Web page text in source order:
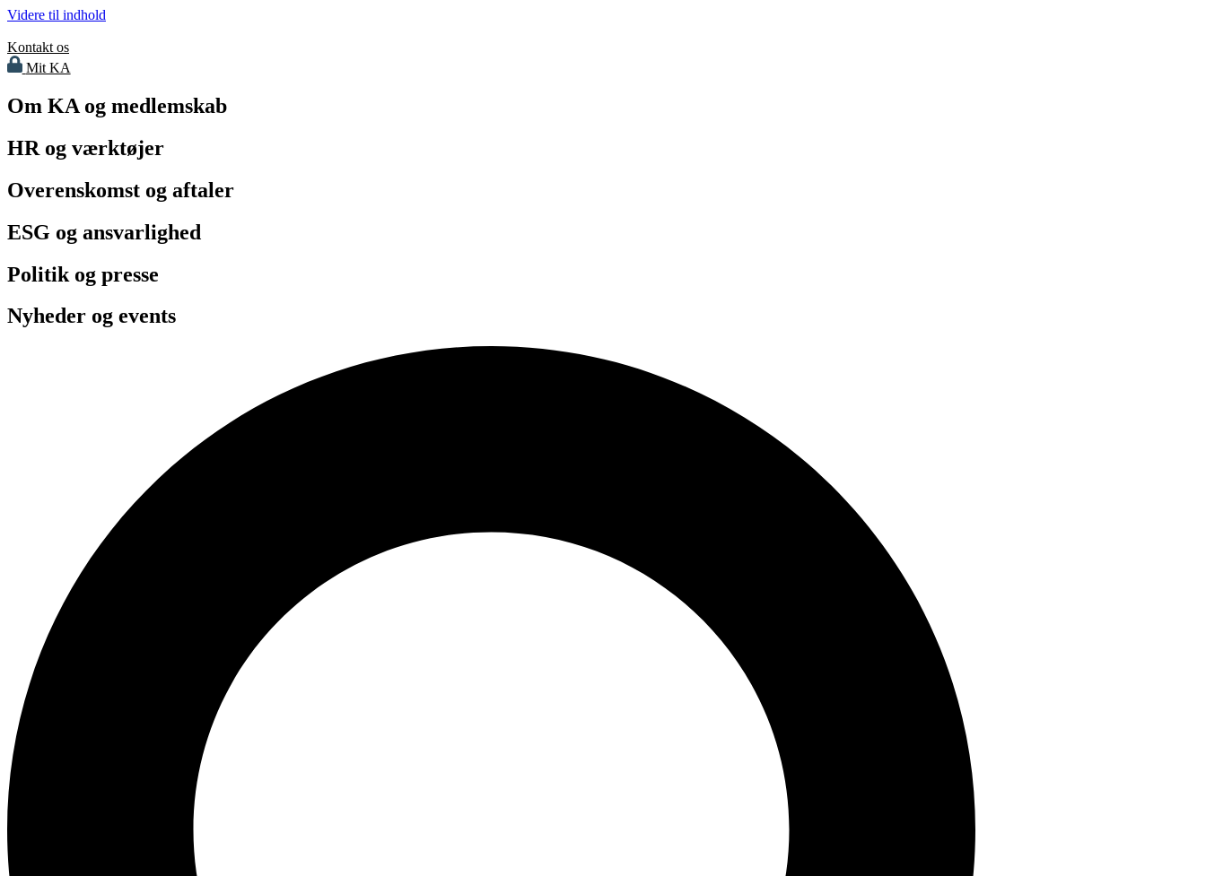
Videre til indhold
Kontakt os
Mit KA
Om KA og medlemskab
HR og værktøjer
Overenskomst og aftaler
ESG og ansvarlighed
Politik og presse
Nyheder og events